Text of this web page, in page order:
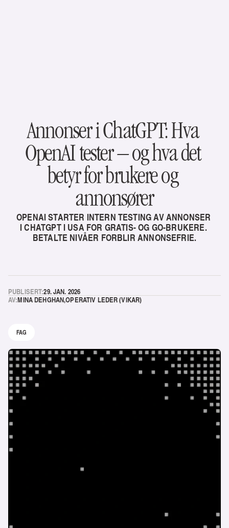
Annonser i ChatGPT: Hva
OpenAI tester – og hva det
betyr for brukere og
annonsører
OPENAI STARTER INTERN TESTING AV ANNONSER
I CHATGPT I USA FOR GRATIS- OG GO-BRUKERE.
BETALTE NIVÅER FORBLIR ANNONSEFRIE.
PUBLISERT:29. JAN. 2026
AV:MINA DEHGHAN,OPERATIV LEDER (VIKAR)
FAG